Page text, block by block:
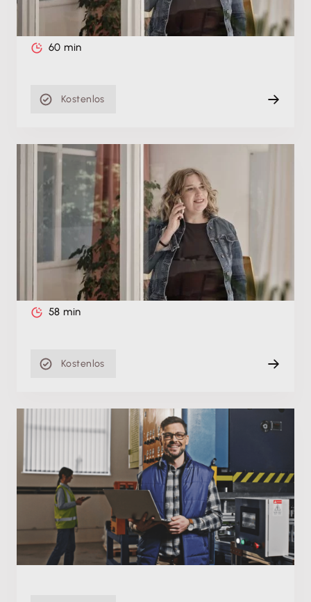
Do. 27.08.2026, 11:00 Uhr+ weitere Termine
60 min
Kostenlos
Produktschulung
Die beste Verbindung zur Steuerberatung:
Schulung zur Zusammenarbeit mit
Steuerkanzleien
Do. 21.05.2026
Aufzeichnung
58 min
Kostenlos
Produktschulung
Buchhaltung mit Lexware – auch für GmbHs ein
Erfolgsmodell
Di. 19.05.2026
Aufzeichnung
53 min